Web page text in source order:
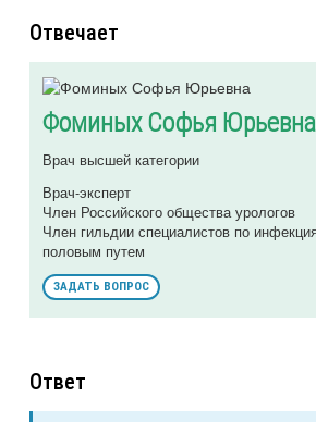
Отвечает
Фоминых Софья Юрьевна
Врач высшей категории
Врач-эксперт
Член Российского общества урологов
Член гильдии специалистов по
половым путем
ЗАДАТЬ ВОПРОС
Ответ